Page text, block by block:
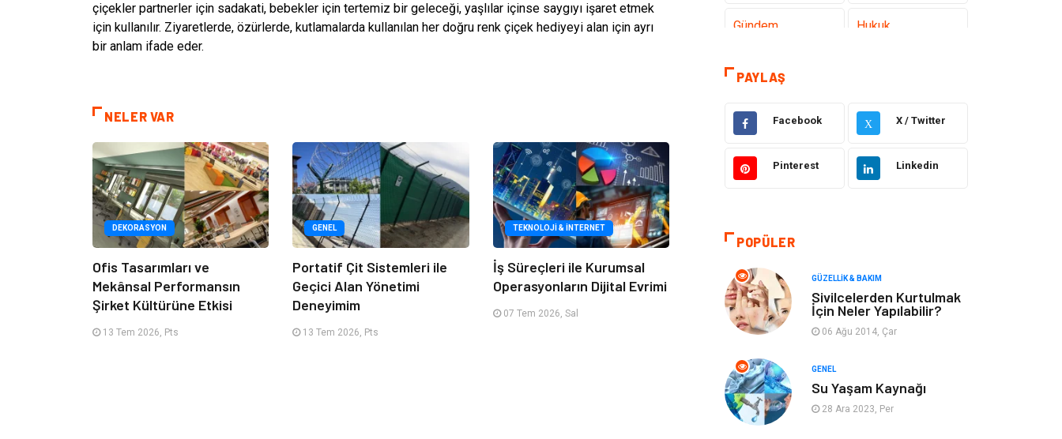
çiçekler partnerler için sadakati, bebekler için tertemiz bir geleceği, yaşlılar içinse saygıyı işaret etmek
için kullanılır. Ziyaretlerde, özürlerde, kutlamalarda kullanılan her doğru renk çiçek hediyeyi alan için ayrı
bir anlam ifade eder.
NELER VAR
DEKORASYON
Ofis Tasarımları ve
Mekânsal Performansın
Şirket Kültürüne Etkisi
13 Tem 2026, Pts
GENEL
Portatif Çit Sistemleri ile
Geçici Alan Yönetimi
Deneyimim
13 Tem 2026, Pts
TEKNOLOJI & İNTERNET
İş Süreçleri ile Kurumsal
Operasyonların Dijital Evrimi
07 Tem 2026, Sal
Gündem Hukuk
Moda
Yazılım
Giyim
Yeme & İçme Gıda
Keyif & Hobi Organizasyon
Müzik
Gayrimenkul Spor
PAYLAŞ
Facebook X X / Twitter
Pinterest Linkedin
POPÜLER
GÜZELLIK & BAKIM
Sivilcelerden Kurtulmak
İçin Neler Yapılabilir?
06 Ağu 2014, Çar
GENEL
Su Yaşam Kaynağı
28 Ara 2023, Per